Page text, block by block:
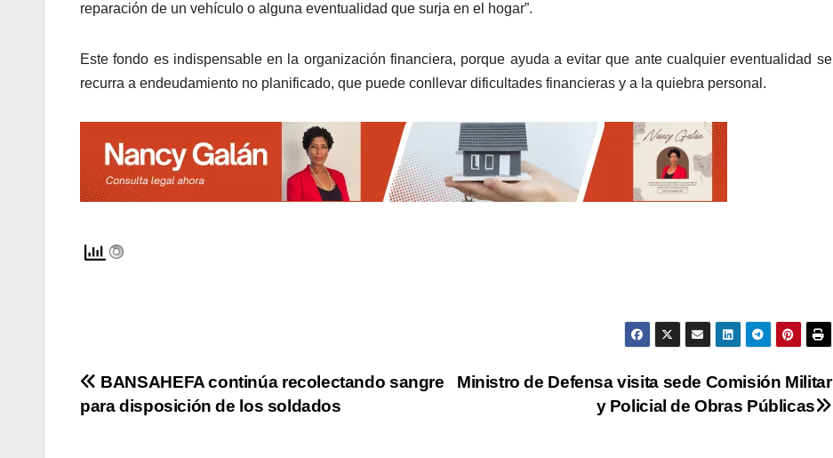
reparación de un vehículo o alguna eventualidad que surja en el hogar”.
Este fondo es indispensable en la organización financiera, porque ayuda a evitar que ante cualquier eventualidad se
recurra a endeudamiento no planificado, que puede conllevar dificultades financieras y a la quiebra personal.
Navegación
de
Ministro de Defensa visita sede Comisión Militar
y Policial de Obras Públicas
BANSAHEFA continúa recolectando sangre
para disposición de los soldados